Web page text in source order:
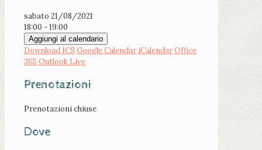
sabato 21/08/2021
18:00 - 19:00
Aggiungi al calendario
Download ICS Google Calendar iCalendarOffice
365 Outlook Live
Prenotazioni
Prenotazioni chiuse
Dove